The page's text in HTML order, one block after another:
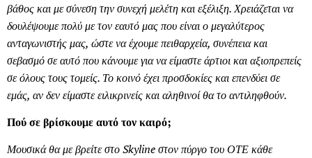
βάθος και με σύνεση την συνεχή μελέτη και εξέλιξη. Χρειάζεται να
δουλέψουμε πολύ με τον εαυτό μας που είναι ο μεγαλύτερος
ανταγωνιστής μας, ώστε να έχουμε πειθαρχεία, συνέπεια και
σεβασμό σε αυτό που κάνουμε για να είμαστε άρτιοι και αξιοπρεπείς
σε όλους τους τομείς. Το κοινό έχει προσδοκίες και επενδύει σε
εμάς, αν δεν είμαστε ειλικρινείς και αληθινοί θα το αντιληφθούν.
Πού σε βρίσκουμε αυτό τον καιρό;
Μουσικά θα με βρείτε στο Skyline στον πύργο του ΟΤΕ κάθε